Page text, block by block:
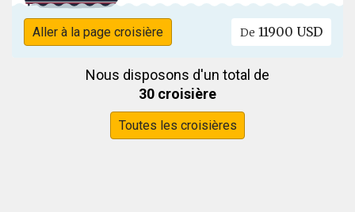
Aller à la page croisière De 11900 USD
Nous disposons d'un total de
30 croisière
Toutes les croisières